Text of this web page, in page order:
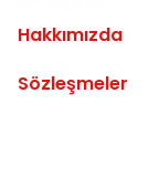
Hakkımızda
Sözleşmeler